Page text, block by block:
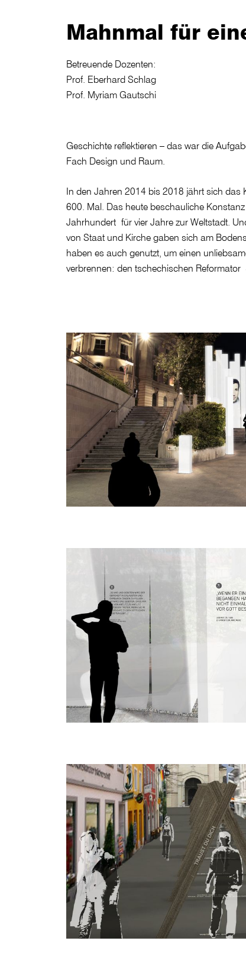
Mahnmal für
Betreuende Dozenten:
Prof. Eberhard Schlag
Prof. Myriam Gautschi
Geschichte reflektieren – das war die
Fach Design und Raum.
In den Jahren 2014 bis 2018 jährt sich das
600. Mal. Das heute beschauliche Konstanz
Jahrhundert für vier Jahre zur Weltstadt.
von Staat und Kirche gaben sich am
haben es auch genutzt, um einen
verbrennen: den tschechischen Reformator